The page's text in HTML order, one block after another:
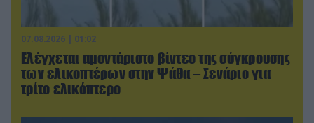
07.08.2026 | 01:02
Ελέγχεται αμοντάριστο βίντεο της σύγκρουσης
των ελικοπτέρων στην Ψάθα – Σενάριο για
τρίτο ελικόπτερο